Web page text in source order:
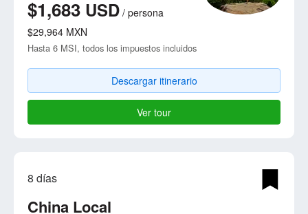
$1,683 USD / persona
$29,964 MXN
Hasta 6 MSI, todos los impuestos incluidos
Descargar itinerario
Ver tour
8 días
China Local